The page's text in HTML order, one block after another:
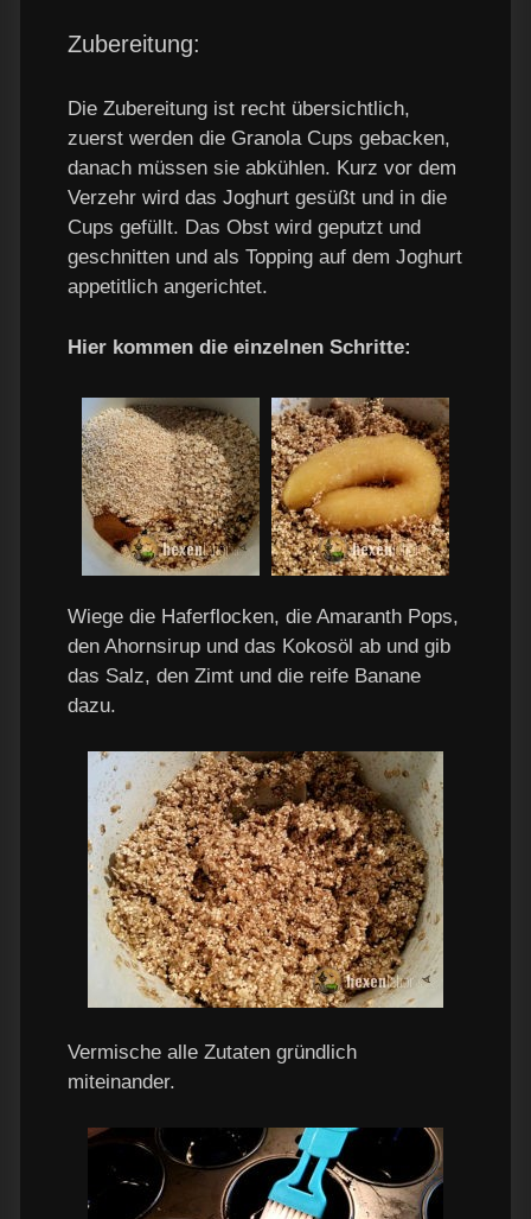
Zubereitung:
Die Zubereitung ist recht übersichtlich,
zuerst werden die Granola Cups gebacken,
danach müssen sie abkühlen. Kurz vor dem
Verzehr wird das Joghurt gesüßt und in die
Cups gefüllt. Das Obst wird geputzt und
geschnitten und als Topping auf dem Joghurt
appetitlich angerichtet.
Hier kommen die einzelnen Schritte:
Wiege die Haferflocken, die Amaranth Pops,
den Ahornsirup und das Kokosöl ab und gib
das Salz, den Zimt und die reife Banane
dazu.
Vermische alle Zutaten gründlich
miteinander.